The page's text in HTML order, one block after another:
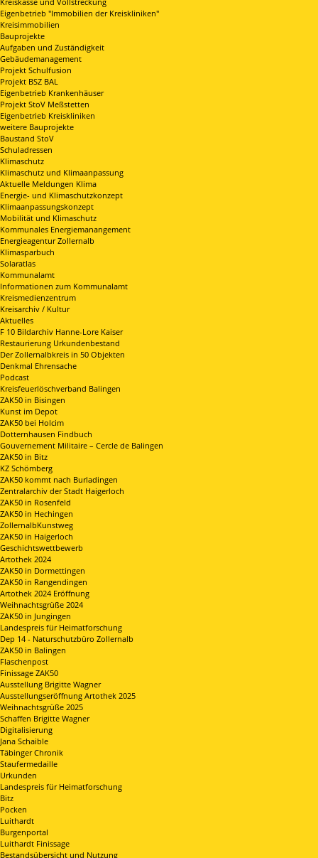
Eigenbetrieb "Immobilien der Kreiskliniken"
Kreisimmobilien
Bauprojekte
Aufgaben und Zuständigkeit
Gebäudemanagement
Projekt Schulfusion
Projekt BSZ BAL
Eigenbetrieb Krankenhäuser
Projekt StoV Meßstetten
Eigenbetrieb Kreiskliniken
weitere Bauprojekte
Baustand StoV
Schuladressen
Klimaschutz
Klimaschutz und Klimaanpassung
Aktuelle Meldungen Klima
Energie- und Klimaschutzkonzept
Klimaanpassungskonzept
Mobilität und Klimaschutz
Kommunales Energiemanangement
Energieagentur Zollernalb
Klimasparbuch
Solaratlas
Kommunalamt
Informationen zum Kommunalamt
Kreismedienzentrum
Kreisarchiv / Kultur
Aktuelles
F 10 Bildarchiv Hanne-Lore Kaiser
Restaurierung Urkundenbestand
Der Zollernalbkreis in 50 Objekten
Denkmal Ehrensache
Podcast
Kreisfeuerlöschverband Balingen
ZAK50 in Bisingen
Kunst im Depot
ZAK50 bei Holcim
Dotternhausen Findbuch
Gouvernement Militaire – Cercle de Balingen
ZAK50 in Bitz
KZ Schömberg
ZAK50 kommt nach Burladingen
Zentralarchiv der Stadt Haigerloch
ZAK50 in Rosenfeld
ZAK50 in Hechingen
ZollernalbKunstweg
ZAK50 in Haigerloch
Geschichtswettbewerb
Artothek 2024
ZAK50 in Dormettingen
ZAK50 in Rangendingen
Artothek 2024 Eröffnung
Weihnachtsgrüße 2024
ZAK50 in Jungingen
Landespreis für Heimatforschung
Dep 14 - Naturschutzbüro Zollernalb
ZAK50 in Balingen
Flaschenpost
Finissage ZAK50
Ausstellung Brigitte Wagner
Ausstellungseröffnung Artothek 2025
Weihnachtsgrüße 2025
Schaffen Brigitte Wagner
Digitalisierung
Jana Schaible
Täbinger Chronik
Staufermedaille
Urkunden
Landespreis für Heimatforschung
Bitz
Pocken
Luithardt
Burgenportal
Luithardt Finissage
Bestandsübersicht und Nutzung